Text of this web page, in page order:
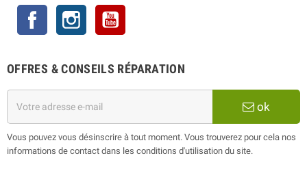
Facebook Instagram
OFFRES & CONSEILS RÉPARATION
ok
Vous pouvez vous désinscrire à tout moment. Vous trouverez pour cela nos
informations de contact dans les conditions d'utilisation du site.